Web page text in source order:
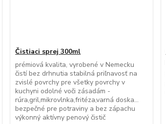
Čistiaci sprej 300ml
prémiová kvalita, vyrobené v Nemecku
čistí bez drhnutia stabilná priľnavosť na
zvislé povrchy pre všetky povrchy v
kuchyni odolné voči zásadám -
rúra,gril,mikrovlnka,fritéza,varná doska...
bezpečné pre potraviny a bez zápachu
výkonný aktívny penový čistič